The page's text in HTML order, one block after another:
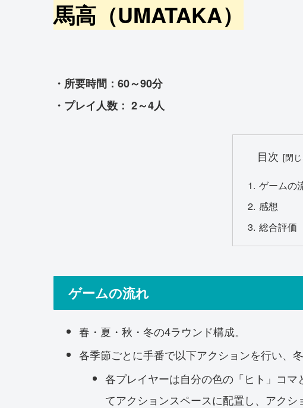
馬高（UMATAKA）
・所要時間：60～90分
・プレイ人数： 2～4人
目次
ゲームの
感想
総合評価
ゲームの流れ
春・夏・秋・冬の4ラウンド構成。
各季節ごとに手番で以下アクションを行い、
各プレイヤーは自分の色の「ヒト」コ
てアクションスペースに配置し、アクシ